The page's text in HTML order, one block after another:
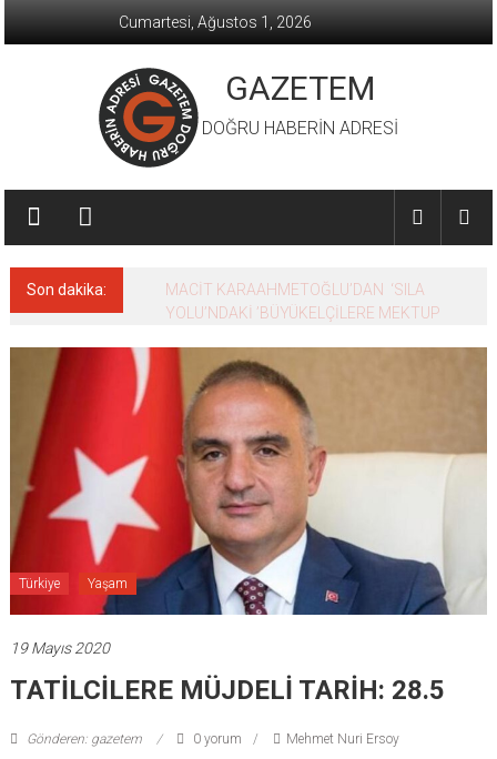
Cumartesi, Ağustos 1, 2026
GAZETEM
DOĞRU HABERİN ADRESİ
Son dakika:
MACİT KARAAHMETOĞLU’DAN ‘SILA
YOLU’NDAKİ ’BÜYÜKELÇİLERE MEKTUP
Türkiye Yaşam
19 Mayıs 2020
TATİLCİLERE MÜJDELİ TARİH: 28.5
Gönderen: gazetem 0 yorum Mehmet Nuri Ersoy